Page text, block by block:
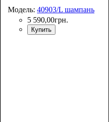
Модель: 40903/L шампань
5 590,00грн.
Купить